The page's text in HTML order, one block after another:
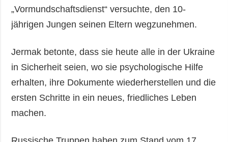
„Vormundschaftsdienst“ versuchte, den 10-
jährigen Jungen seinen Eltern wegzunehmen.
Jermak betonte, dass sie heute alle in der Ukraine
in Sicherheit seien, wo sie psychologische Hilfe
erhalten, ihre Dokumente wiederherstellen und die
ersten Schritte in ein neues, friedliches Leben
machen.